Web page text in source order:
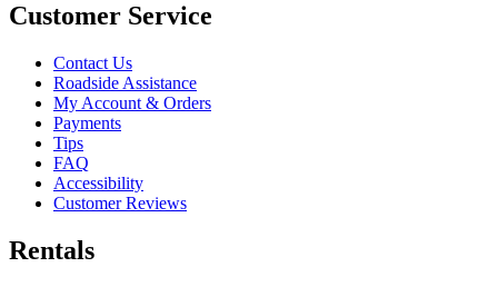
Customer Service
Contact Us
Roadside Assistance
My Account & Orders
Payments
Tips
FAQ
Accessibility
Customer Reviews
Rentals